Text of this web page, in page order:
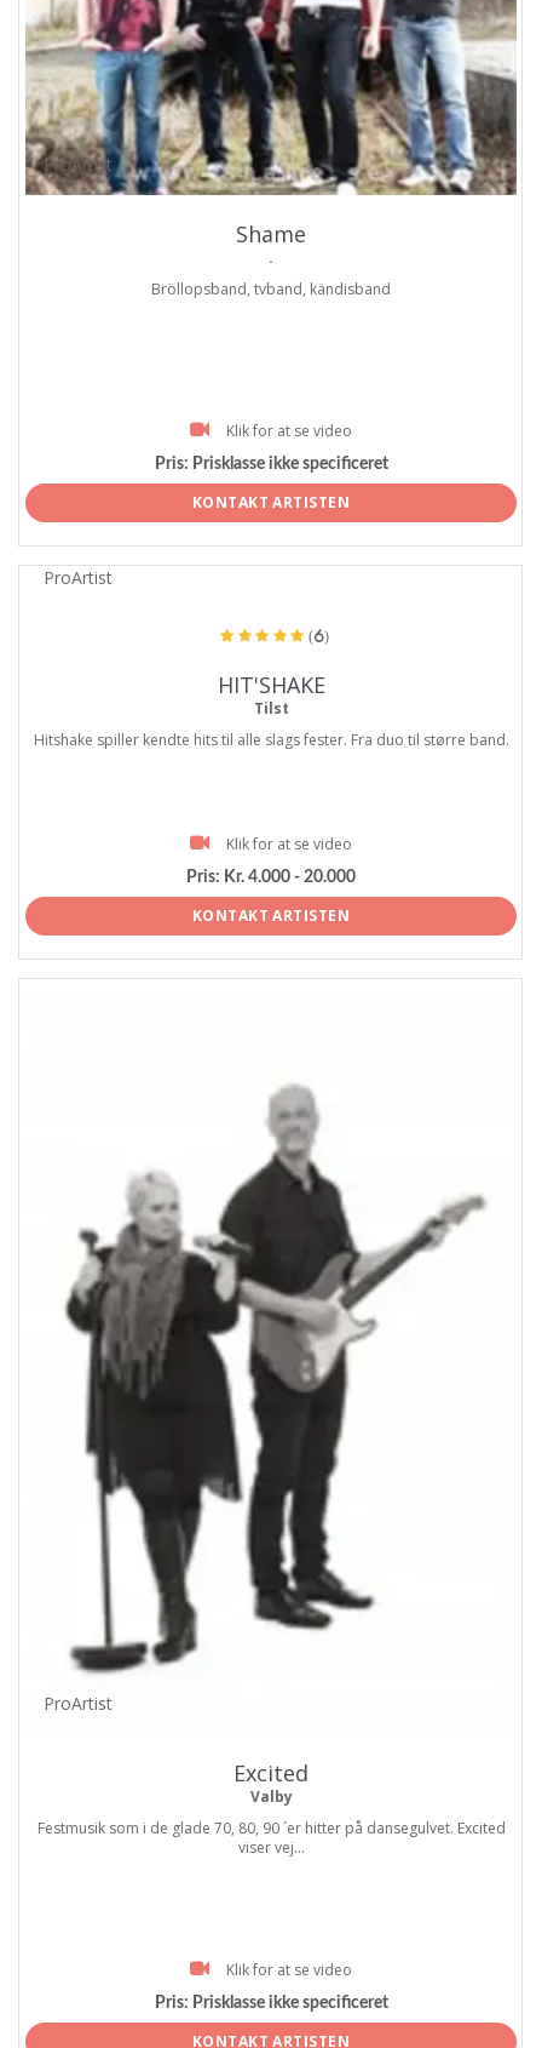
ProArtist
Shame
.
Bröllopsband, tvband, kändisband
Klik for at se video
Pris: Prisklasse ikke specificeret
KONTAKT ARTISTEN
ProArtist
(6)
HIT'SHAKE
Tilst
Hitshake spiller kendte hits til alle slags fester. Fra duo til større band.
Klik for at se video
Pris: Kr. 4.000 - 20.000
KONTAKT ARTISTEN
ProArtist
Excited
Valby
Festmusik som i de glade 70, 80, 90 ´er hitter på dansegulvet. Excited
viser vej...
Klik for at se video
Pris: Prisklasse ikke specificeret
KONTAKT ARTISTEN